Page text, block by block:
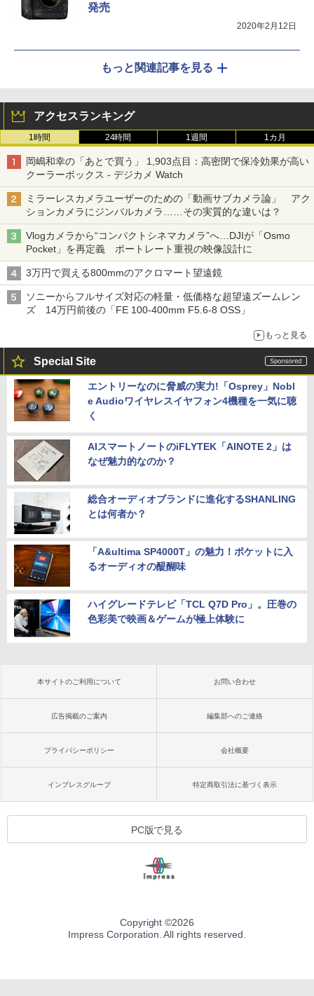
発売
2020年2月12日
もっと関連記事を見る
アクセスランキング
1時間 24時間 1週間 1カ月
岡嶋和幸の「あとで買う」 1,903点目：高密閉で保冷効果が高い
クーラーボックス - デジカメ Watch
ミラーレスカメラユーザーのための「動画サブカメラ論」 アク
ションカメラにジンバルカメラ……その実質的な違いは？
Vlogカメラから“コンパクトシネマカメラ”へ…DJIが「Osmo
Pocket」を再定義 ポートレート重視の映像設計に
3万円で買える800mmのアクロマート望遠鏡
ソニーからフルサイズ対応の軽量・低価格な超望遠ズームレン
ズ 14万円前後の「FE 100-400mm F5.6-8 OSS」
もっと見る
Special Site
エントリーなのに脅威の実力!「Osprey」Nobl
e Audioワイヤレスイヤフォン4機種を一気に聴
く
AIスマートノートのiFLYTEK「AINOTE 2」は
なぜ魅力的なのか？
総合オーディオブランドに進化するSHANLING
とは何者か？
「A&ultima SP4000T」の魅力！ポケットに入
るオーディオの醍醐味
ハイグレードテレビ「TCL Q7D Pro」。圧巻の
色彩美で映画＆ゲームが極上体験に
本サイトのご利用について お問い合わせ
広告掲載のご案内 編集部へのご連絡
プライバシーポリシー 会社概要
インプレスグループ 特定商取引法に基づく表示
PC版で見る
Copyright ©2026
Impress Corporation. All rights reserved.